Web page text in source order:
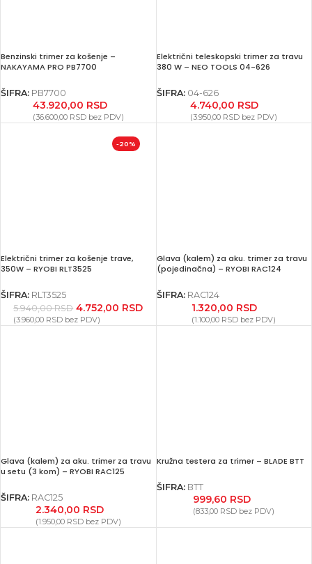
Benzinski trimer za košenje –
NAKAYAMA PRO PB7700
ŠIFRA: PB7700
43.920,00 RSD
(36.600,00 RSDbez PDV)
Električni teleskopski trimer za travu
380 W – NEO TOOLS 04-626
ŠIFRA: 04-626
4.740,00 RSD
(3.950,00 RSD bez PDV)
-20%
Električni trimer za košenje trave,
350W – RYOBI RLT3525
ŠIFRA: RLT3525
5.940,00RSD 4.752,00 RSD
(3.960,00 RSD bez PDV)
Glava (kalem) za aku. trimer za travu
(pojedinačna) – RYOBI RAC124
ŠIFRA: RAC124
1.320,00 RSD
(1.100,00 RSD bez PDV)
Glava (kalem) za aku. trimer za travu
u setu (3 kom) – RYOBI RAC125
ŠIFRA: RAC125
2.340,00 RSD
(1.950,00 RSDbez PDV)
Kružna testera za trimer – BLADE BTT
ŠIFRA: BTT
999,60 RSD
(833,00 RSD bez PDV)